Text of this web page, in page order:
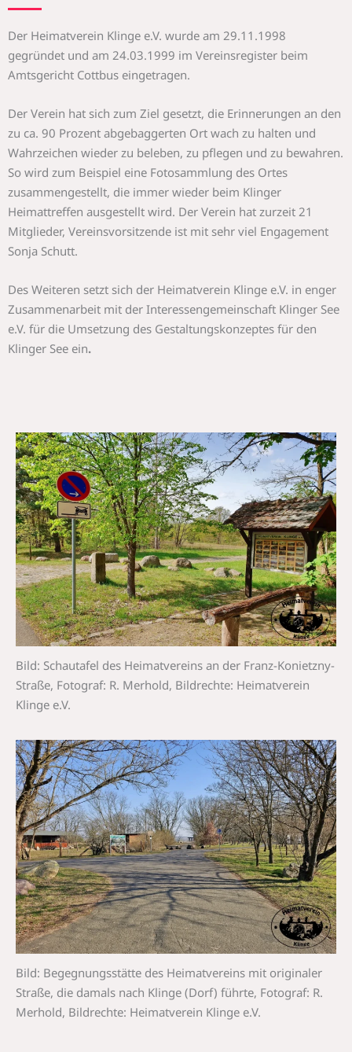
Der Heimatverein Klinge e.V. wurde am 29.11.1998
gegründet und am 24.03.1999 im Vereinsregister beim
Amtsgericht Cottbus eingetragen.
Der Verein hat sich zum Ziel gesetzt, die Erinnerungen an den
zu ca. 90 Prozent abgebaggerten Ort wach zu halten und
Wahrzeichen wieder zu beleben, zu pflegen und zu bewahren.
So wird zum Beispiel eine Fotosammlung des Ortes
zusammengestellt, die immer wieder beim Klinger
Heimattreffen ausgestellt wird. Der Verein hat zurzeit 21
Mitglieder, Vereinsvorsitzende ist mit sehr viel Engagement
Sonja Schutt.
Des Weiteren setzt sich der Heimatverein Klinge e.V. in enger
Zusammenarbeit mit der Interessengemeinschaft Klinger See
e.V. für die Umsetzung des Gestaltungskonzeptes für den
Klinger See ein.
Bild: Schautafel des Heimatvereins an der Franz-Konietzny-
Straße, Fotograf: R. Merhold, Bildrechte: Heimatverein
Klinge e.V.
Bild: Begegnungsstätte des Heimatvereins mit originaler
Straße, die damals nach Klinge (Dorf) führte, Fotograf: R.
Merhold, Bildrechte: Heimatverein Klinge e.V.